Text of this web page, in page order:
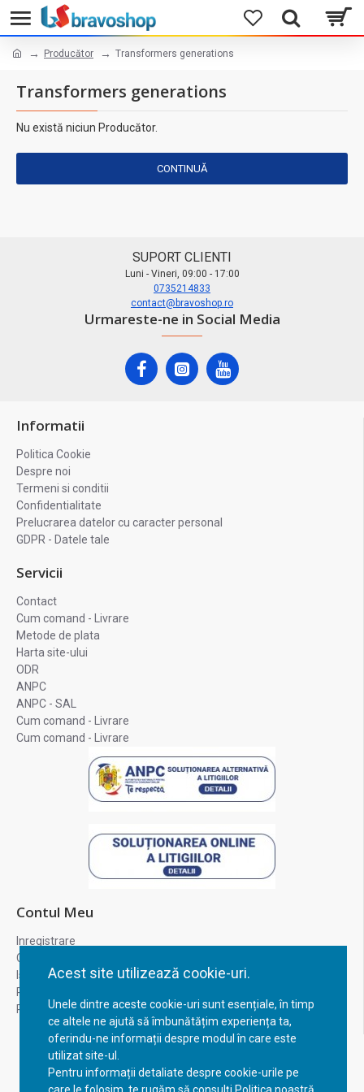
Acest site utilizează cookie-uri.
Unele dintre aceste cookie-uri sunt esențiale, în timp
ce altele ne ajută să îmbunătățim experiența ta,
oferindu-ne informații despre modul în care este
utilizat site-ul.
Pentru informații detaliate despre cookie-urile pe
Producător Transformers generations
Transformers generations
Nu există niciun Producător.
CONTINUĂ
SUPORT CLIENTI
Luni - Vineri, 09:00 - 17:00
0735214833
contact@bravoshop.ro
Urmareste-ne in Social Media
Informatii
Politica Cookie
Despre noi
Termeni si conditii
Confidentialitate
Prelucrarea datelor cu caracter personal
GDPR - Datele tale
Servicii
Contact
Cum comand - Livrare
Metode de plata
Harta site-ului
ODR
ANPC
ANPC - SAL
Cum comand - Livrare
Cum comand - Livrare
Contul Meu
Inregistrare
Contul meu
Istoric comenzi
Recuperare parola
Returnare produs